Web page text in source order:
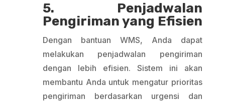
5. Penjadwalan
Pengiriman yang Efisien
Dengan bantuan WMS, Anda dapat
melakukan penjadwalan pengiriman
dengan lebih efisien. Sistem ini akan
membantu Anda untuk mengatur prioritas
pengiriman berdasarkan urgensi dan